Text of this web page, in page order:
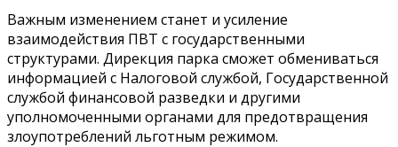
Важным изменением станет и усиление
взаимодействия ПВТ с государственными
структурами. Дирекция парка сможет обмениваться
информацией с Налоговой службой, Государственной
службой финансовой разведки и другими
уполномоченными органами для предотвращения
злоупотреблений льготным режимом.